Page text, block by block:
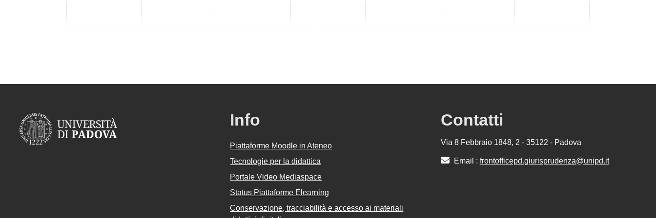
Info
Piattaforme Moodle in Ateneo
Tecnologie per la didattica
Portale Video Mediaspace
Status Piattaforme Elearning
Conservazione, tracciabilità e accesso ai materiali
Contatti
Via 8 Febbraio 1848, 2 - 35122 - Padova
Email : frontofficepd.giurisprudenza@unipd.it